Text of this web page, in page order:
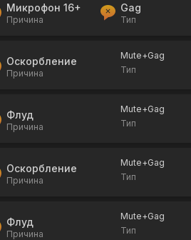
Микрофон 16+
Причина
Gag
Тип
Оскорбление
Причина
Mute+Gag
Тип
Флуд
Причина
Mute+Gag
Тип
Оскорбление
Причина
Mute+Gag
Тип
Флуд
Причина
Mute+Gag
Тип